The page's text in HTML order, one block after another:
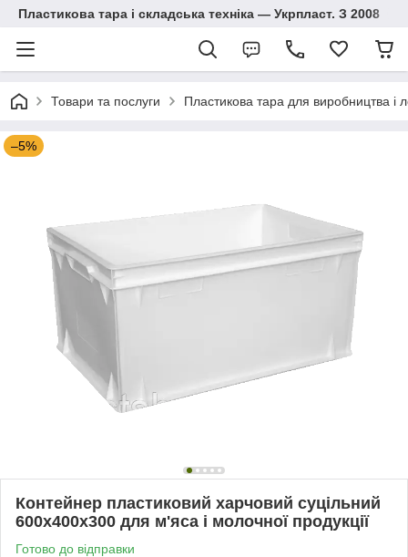
Пластикова тара і складська техніка — Укрпласт. З 2008
Товари та послуги Пластикова тара для виробництва і
–5%
Контейнер пластиковий харчовий суцільний
600х400х300 для м'яса і молочної продукції
Готово до відправки